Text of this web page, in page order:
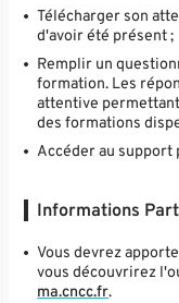
Télécharger son
d'avoir été présent ;
Remplir un
formation. Les
attentive
des formations
Accéder au support
Informations
Vous devrez
vous découvrirez
ma.cncc.fr.